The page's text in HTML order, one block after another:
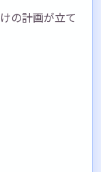
の計画が立て